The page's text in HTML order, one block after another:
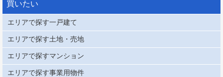
買いたい
エリアで探す一戸建て
エリアで探す土地・売地
エリアで探すマンション
エリアで探す事業用物件